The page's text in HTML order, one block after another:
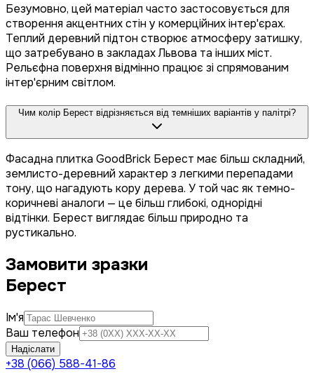
Безумовно, цей матеріал часто застосовується для
створення акцентних стін у комерційних інтер'єрах.
Теплий деревний підтон створює атмосферу затишку,
що затребувано в закладах Львова та інших міст.
Рельєфна поверхня відмінно працює зі спрямованим
інтер'єрним світлом.
Чим колір Берест відрізняється від темніших варіантів у палітрі?
Фасадна плитка GoodBrick Берест має більш складний,
землисто-деревний характер з легкими перепадами
тону, що нагадують кору дерева. У той час як темно-
коричневі аналоги — це більш глибокі, однорідні
відтінки. Берест виглядає більш природно та
рустикально.
Замовити зразки
Берест
Ім'я
Ваш телефон
Надіслати
+38 (066) 588-41-86